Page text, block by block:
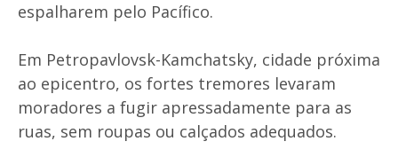
espalharem pelo Pacífico.
Em Petropavlovsk-Kamchatsky, cidade próxima
ao epicentro, os fortes tremores levaram
moradores a fugir apressadamente para as
ruas, sem roupas ou calçados adequados.